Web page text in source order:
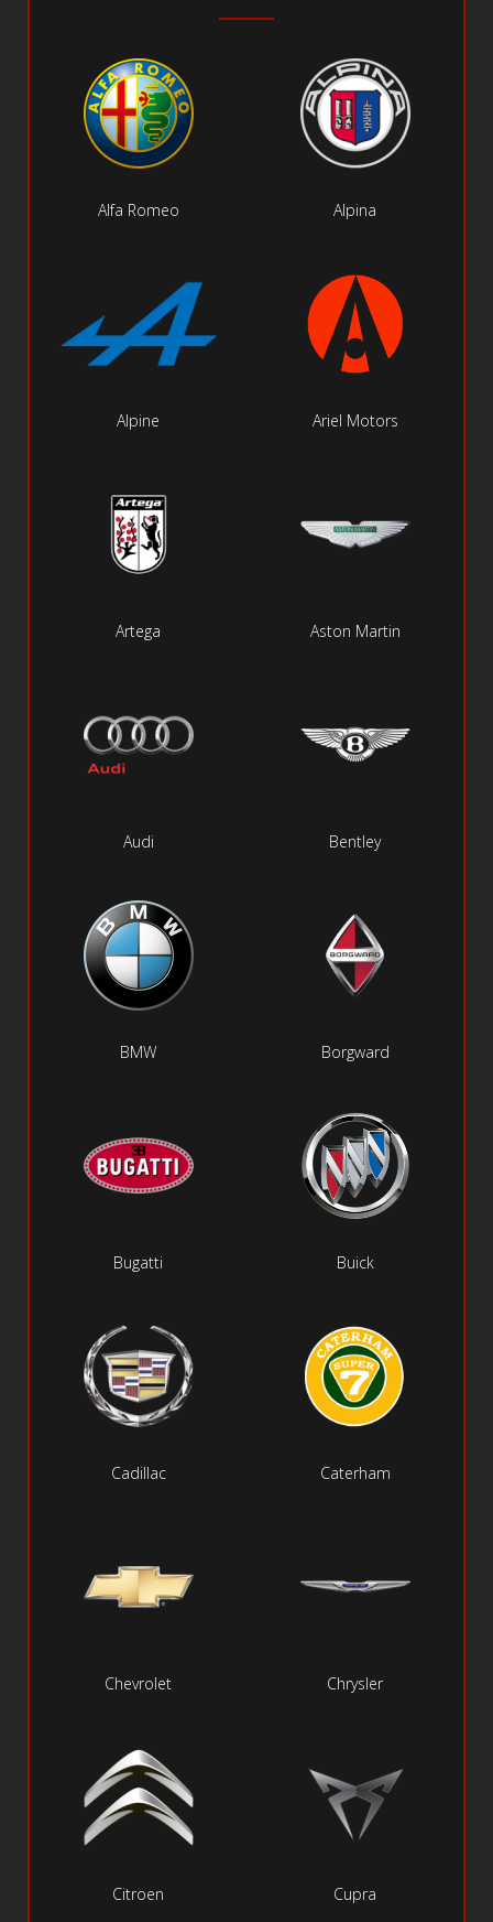
Alfa Romeo Alpina
Alpine Ariel Motors
Artega Aston Martin
Audi Bentley
BMW Borgward
Bugatti Buick
Cadillac Caterham
Chevrolet Chrysler
Citroen Cupra